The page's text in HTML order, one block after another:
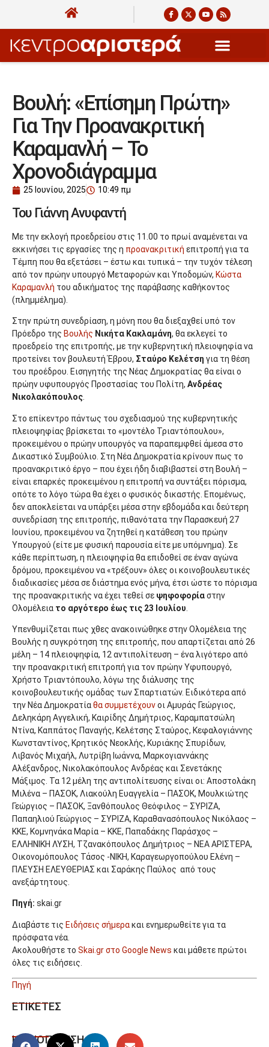
Βουλή: «Επίσημη Πρώτη»
Για Την Προανακριτική
Καραμανλή – Το
Χρονοδιάγραμμα
25 Ιουνίου, 2025 10:49 πμ
Του Γιάννη Ανυφαντή
Με την εκλογή προεδρείου στις 11.00 το πρωί αναμένεται να
εκκινήσει τις εργασίες της η προανακριτική επιτροπή για τα
Τέμπη που θα εξετάσει – έστω και τυπικά – την τυχόν τέλεση
από τον πρώην υπουργό Μεταφορών και Υποδομών, Κώστα
Καραμανλή του αδικήματος της παράβασης καθήκοντος
(πλημμέλημα).
Στην πρώτη συνεδρίαση, η μόνη που θα διεξαχθεί υπό τον
Πρόεδρο της Βουλής Νικήτα Κακλαμάνη, θα εκλεγεί το
προεδρείο της επιτροπής, με την κυβερνητική πλειοψηφία να
προτείνει τον βουλευτή Έβρου, Σταύρο Κελέτση για τη θέση
του προέδρου. Εισηγητής της Νέας Δημοκρατίας θα είναι ο
πρώην υφυπουργός Προστασίας του Πολίτη, Ανδρέας
Νικολακόπουλος
Στο επίκεντρο πάντως του σχεδιασμού της κυβερνητικής
πλειοψηφίας βρίσκεται το «μοντέλο Τριαντόπουλου»,
προκειμένου ο πρώην υπουργός να παραπεμφθεί άμεσα στο
Δικαστικό Συμβούλιο. Στη Νέα Δημοκρατία κρίνουν πως το
προανακριτικό έργο – που έχει ήδη διαβιβαστεί στη Βουλή –
είναι επαρκές προκειμένου η επιτροπή να συντάξει πόρισμα,
οπότε το λόγο τώρα θα έχει ο φυσικός δικαστής. Επομένως,
δεν αποκλείεται να υπάρξει μέσα στην εβδομάδα και δεύτερη
συνεδρίαση της επιτροπής, πιθανότατα την Παρασκευή 27
Ιουνίου, προκειμένου να ζητηθεί η κατάθεση του πρώην
Υπουργού (είτε με φυσική παρουσία είτε με υπόμνημα). Σε
κάθε περίπτωση, η πλειοψηφία θα επιδοθεί σε έναν αγώνα
δρόμου, προκειμένου να «τρέξουν» όλες οι κοινοβουλευτικές
διαδικασίες μέσα σε διάστημα ενός μήνα, έτσι ώστε το πόρισμα
της προανακριτικής να έχει τεθεί σε ψηφοφορίαστην
Ολομέλεια το αργότερο έως τις 23 Ιουλίου
Υπενθυμίζεται πως χθες ανακοινώθηκε στην Ολομέλεια της
Βουλής η συγκρότηση της επιτροπής, που απαρτίζεται από 26
μέλη – 14 πλειοψηφία, 12 αντιπολίτευση – ένα λιγότερο από
την προανακριτική επιτροπή για τον πρώην Υφυπουργό,
Χρήστο Τριαντόπουλο, λόγω της διάλυσης της
κοινοβουλευτικής ομάδας των Σπαρτιατών. Ειδικότερα από
την Νέα Δημοκρατίαθα συμμετέχουνοι Αμυράς Γεώργιος,
Δεληκάρη Αγγελική, Καιρίδης Δημήτριος, Καραμπατσώλη
Ντίνα, Καππάτος Παναγής, Κελέτσης Σταύρος, Κεφαλογιάννης
Κωνσταντίνος, Κρητικός Νεοκλής, Κυριάκης Σπυρίδων,
Λιβανός Μιχαήλ, Λυτρίβη Ιωάννα, Μαρκογιαννάκης
Αλέξανδρος, Νικολακόπουλος Ανδρέας και Σενετάκης
Μάξιμος. Τα 12 μέλη της αντιπολίτευσης είναι οι: Αποστολάκη
Μιλένα – ΠΑΣΟΚ, Λιακούλη Ευαγγελία – ΠΑΣΟΚ, Μουλκιώτης
Γεώργιος – ΠΑΣΟΚ, Ξανθόπουλος Θεόφιλος – ΣΥΡΙΖΑ,
Παπαηλιού Γεώργιος – ΣΥΡΙΖΑ, Καραθανασόπουλος Νικόλαος –
ΚΚΕ, Κομνηνάκα Μαρία – ΚΚΕ, Παπαδάκης Παράσχος –
ΕΛΛΗΝΙΚΗ ΛΥΣΗ, Τζανακόπουλος Δημήτριος – ΝΕΑ ΑΡΙΣΤΕΡΑ,
Οικονομόπουλος Τάσος -ΝΙΚΗ, Καραγεωργοπούλου Ελένη –
ΠΛΕΥΣΗ ΕΛΕΥΘΕΡΙΑΣ και Σαράκης Παύλος από τους
ανεξάρτητους.
Πηγή: skai.gr
Διαβάστε τις Ειδήσεις σήμερακαι ενημερωθείτε για τα
πρόσφατα νέα.
Ακολουθήστε το Skai.gr στο Google News και μάθετε πρώτοι
όλες τις ειδήσεις.
Πηγή
ΕΤΙΚΕΤΕΣ
ΚΟΙΝΟΠΟΙΗΣΗ